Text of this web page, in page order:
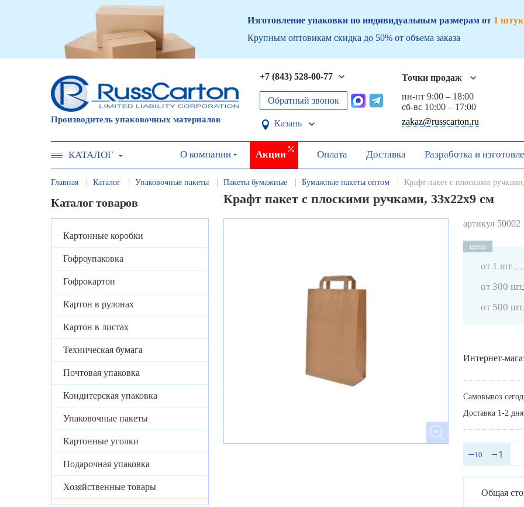
Изготовление упаковки по индивидуальным размерам от 1
Крупным оптовикам скидка до 50% от объема заказа
Производитель упаковочных материалов
+7 (843) 528-00-77
Обратный звонок
Казань
Точки продаж
пн-пт 9:00 – 18:00
сб-вс 10:00 – 17:00
zakaz@russcarton.ru
КАТАЛОГ О компании Акции Оплата Доставка Разработка и
Главная Каталог Упаковочные пакеты Пакеты бумажные Бумажные пакеты оптом Крафт пакет с плоскими
Каталог товаров
Картонные коробки
Гофроупаковка
Гофрокартон
Картон в рулонах
Картон в листах
Техническая бумага
Почтовая упаковка
Кондитерская упаковка
Упаковочные пакеты
Картонные уголки
Подарочная упаковка
Хозяйственные товары
Крафт пакет с плоскими ручками, 33х22х9 см
артикул 50002
цена
от 1 шт
от 300 шт
от 500 шт
Интернет-
Самовывоз
Доставка 1-2 дня
Общая